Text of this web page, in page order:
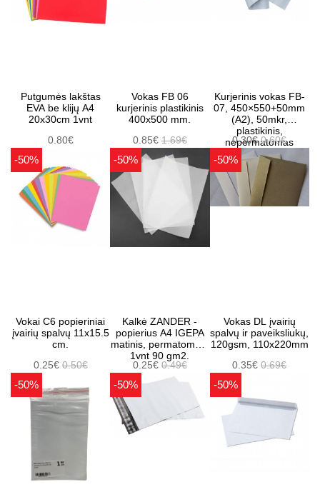
Putgumės lakštas
EVA be klijų A4
20x30cm 1vnt
0.80€
Vokas FB 06
kurjerinis plastikinis
400x500 mm.
0.85€ 1.69€
Kurjerinis vokas FB-
07, 450×550+50mm
(A2), 50mkr,
plastikinis,
nepermatomas
0.30€0.60€
-50%
Vokai C6 popieriniai
įvairių spalvų 11x15.5
cm.
0.25€0.50€
-50%
Kalkė ZANDER -
popierius A4 IGEPA
matinis, permatomas,
1vnt 90 gm2.
0.25€ 0.49€
-50%
Vokas DL įvairių
spalvų ir paveiksliukų,
120gsm, 110x220mm
0.35€0.69€
-50% -50% -50%